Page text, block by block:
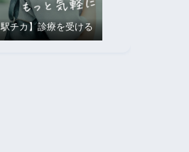
チカ】診療を受ける